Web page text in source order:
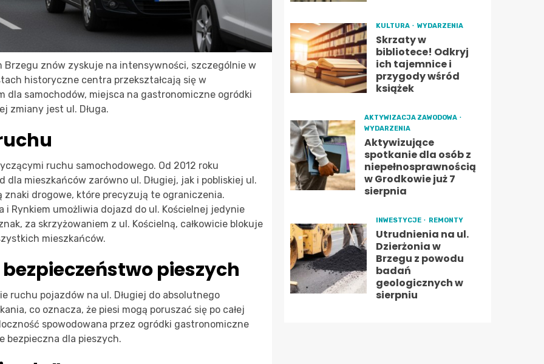
znów zyskuje na intensywności, szczególnie w
historyczne centra przekształcają się w
dla samochodów, miejsca na gastronomiczne ogródki
zmiany jest ul. Długa.
ruchu samochodowego. Od 2012 roku
mieszkańców zarówno ul. Długiej, jak i pobliskiej ul.
drogowe, które precyzują te ograniczenia.
Rynkiem umożliwia dojazd do ul. Kościelnej jedynie
za skrzyżowaniem z ul. Kościelną, całkowicie blokuje
mieszkańców.
pieszych
ruchu pojazdów na ul. Długiej do absolutnego
co oznacza, że piesi mogą poruszać się po całej
spowodowana przez ogródki gastronomiczne
bezpieczna dla pieszych.
KULTURA WYDARZENIA
Skrzaty w
bibliotece! Odkryj
ich tajemnice i
przygody wśród
książek
AKTYWIZACJA ZAWODOWA
WYDARZENIA
Aktywizujące
spotkanie dla osób z
niepełnosprawnością
w Grodkowie już 7
sierpnia
INWESTYCJE REMONTY
Utrudnienia na ul.
Dzierżonia w
Brzegu z powodu
badań
geologicznych w
sierpniu